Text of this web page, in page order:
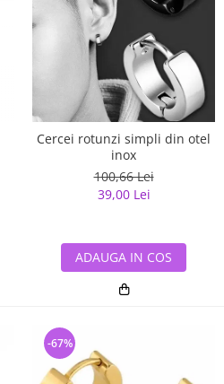
Cercei rotunzi simpli din otel
inox
100,66 Lei
39,00 Lei
ADAUGA IN COS
-67%